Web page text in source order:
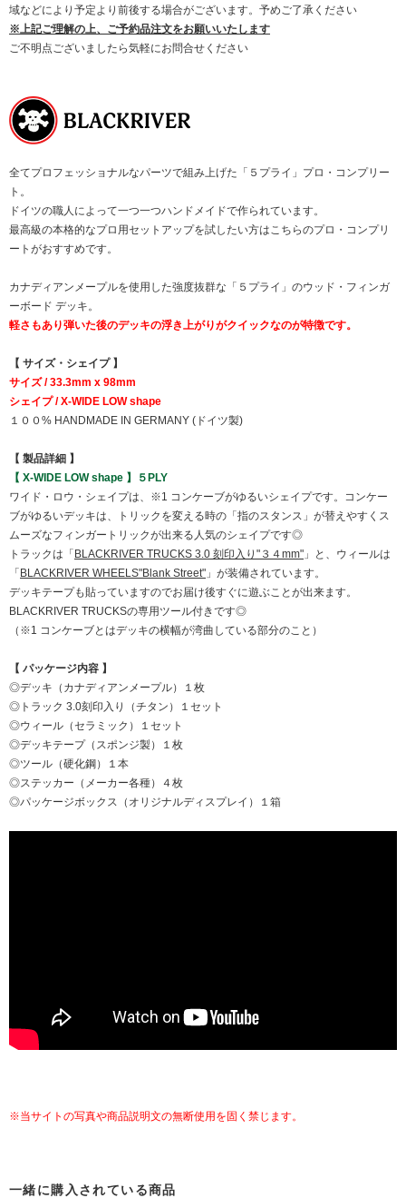
域などにより予定より前後する場合がございます。予めご了承ください
※上記ご理解の上、ご予約品注文をお願いいたします
ご不明点ございましたら気軽にお問合せください
全てプロフェッショナルなパーツで組み上げた「５プライ」プロ・コンプリー
ト。
ドイツの職人によって一つ一つハンドメイドで作られています。
最高級の本格的なプロ用セットアップを試したい方はこちらのプロ・コンプリ
ートがおすすめです。
カナディアンメープルを使用した強度抜群な「５プライ」のウッド・フィンガ
ーボード デッキ。
軽さもあり弾いた後のデッキの浮き上がりがクイックなのが特徴です。
【 サイズ・シェイプ 】
サイズ / 33.3mm x 98mm
シェイプ / X-WIDE LOW shape
１００% HANDMADE IN GERMANY (ドイツ製)
【 製品詳細 】
【 X-WIDE LOW shape 】５PLY
ワイド・ロウ・シェイプは、※1 コンケーブがゆるいシェイプです。コンケー
ブがゆるいデッキは、トリックを変える時の「指のスタンス」が替えやすくス
ムーズなフィンガートリックが出来る人気のシェイプです◎
トラックは「BLACKRIVER TRUCKS 3.0 刻印入り"３４mm" 」と、ウィールは
「BLACKRIVER WHEELS"Blank Street" 」が装備されています。
デッキテープも貼っていますのでお届け後すぐに遊ぶことが出来ます。
BLACKRIVER TRUCKSの専用ツール付きです◎
（※1 コンケーブとはデッキの横幅が湾曲している部分のこと）
【 パッケージ内容 】
◎デッキ（カナディアンメープル）１枚
◎トラック 3.0刻印入り（チタン）１セット
◎ウィール（セラミック）１セット
◎デッキテープ（スポンジ製）１枚
◎ツール（硬化鋼）１本
◎ステッカー（メーカー各種）４枚
◎パッケージボックス（オリジナルディスプレイ）１箱
※当サイトの写真や商品説明文の無断使用を固く禁じます。
一緒に購入されている商品